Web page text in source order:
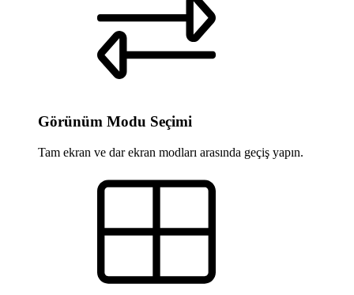
Görünüm Modu Seçimi
Tam ekran ve dar ekran modları arasında geçiş yapın.